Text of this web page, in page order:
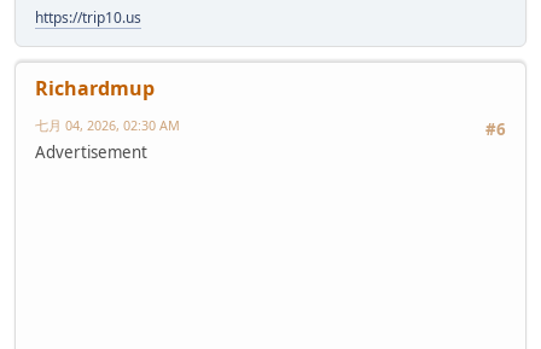
https://trip10.us
Richardmup
#6
七月 04, 2026, 02:30 AM
Advertisement